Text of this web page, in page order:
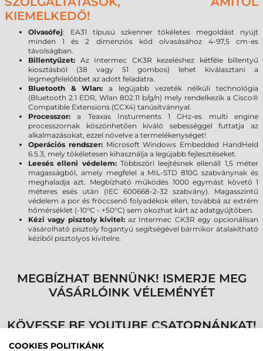
KIEMELKEDŐ!
Olvasófej: EA31 típusú szkenner tökéletes megoldást nyújt
minden 1 és 2 dimenziós kód olvasásához 4-97,5 cm-es
távolságban.
Billentyűzet: Az Intermec CK3R kezeléshez kétféle billentyű
kiosztásból (38 vagy 51 gombos) lehet kiválasztani a
legmegfelelőbbet az adott feladatra.
Bluetooth & Wlan:a legújabb vezeték nélküli technológia
(Bluetooth 2.1 EDR, Wlan 802.11 b/g/n) mely rendelkezik a Cisco®
Compatible Extensions (CCX4) tanúsítvánnyal.
Processzor:a Teaxas Insturments 1 GHz-es multi engine
processzornak köszönhetően kiváló sebességgel futtatja az
alkalmazásokat, ezzel növelve a termelékenységet!
Operációs rendszer: Microsoft Windows Embedded HandHeld
6.5.3, mely tökéletesen kihasználja a legújabb fejlesztéseket.
Leesés elleni védelem:Többszöri leejtésnek ellenáll 1,5 méter
magasságból, amely megfelel a MIL-STD 810G szabványnak és
meghaladja azt. Megbízható működés 1000 egymást követő 1
méteres esés után (IEC 600668-2-32 szabvány). Magasszintű
védelem a por és fröccsenő folyadékok ellen, továbbá az extrém
hőmérséklet (-10°C - +50°C) sem okozhat kárt az adatgyűjtőben.
Kézi vagy pisztoly kivitel: az Intermec CK3R egy opcionálisan
vásárolható pisztoly fogantyú segítségével bármikor átalakítható
kéziből pisztolyos kivitelre.
MEGBÍZHAT BENNÜNK! ISMERJE MEG
VÁSÁRLÓINK VÉLEMÉNYÉT
KÖVESSE BE YOUTUBE CSATORNÁNKAT!
COOKIES POLITIKÁNK